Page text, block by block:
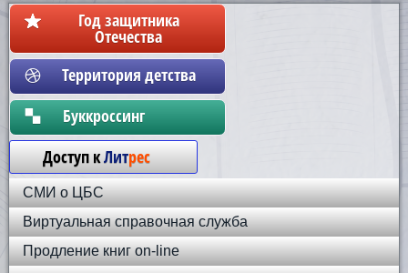
Год защитника
Отечества
Территория детства
Бyккpoccинг
Доступ кЛитрес
СМИ о ЦБС
Виртуальная справочная служба
Продление книг on-line